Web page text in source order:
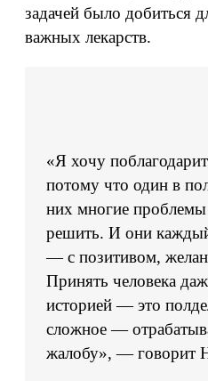
задачей было добиться
важных лекарств.
«Я хочу
потому что один в
них многие
решить. И они
— с позитивом,
Принять человека
историей — это
сложное —
жалобу», — говорит